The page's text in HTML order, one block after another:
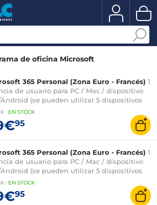
de oficina Microsoft
365 Personal (Zona Euro - Francés) 1
de usuario para PC / Mac / dispositivo
Android (se pueden utilizar 5 dispositivos
- 1 año de suscripción (versión
con clave de activación)
: EN STOCK
95
365 Personal (Zona Euro - Francés) 1
de usuario para PC / Mac / dispositivo
Android (se pueden utilizar 5 dispositivos
- 1 año de suscripción (versión
con clave de activación)
: EN STOCK
95